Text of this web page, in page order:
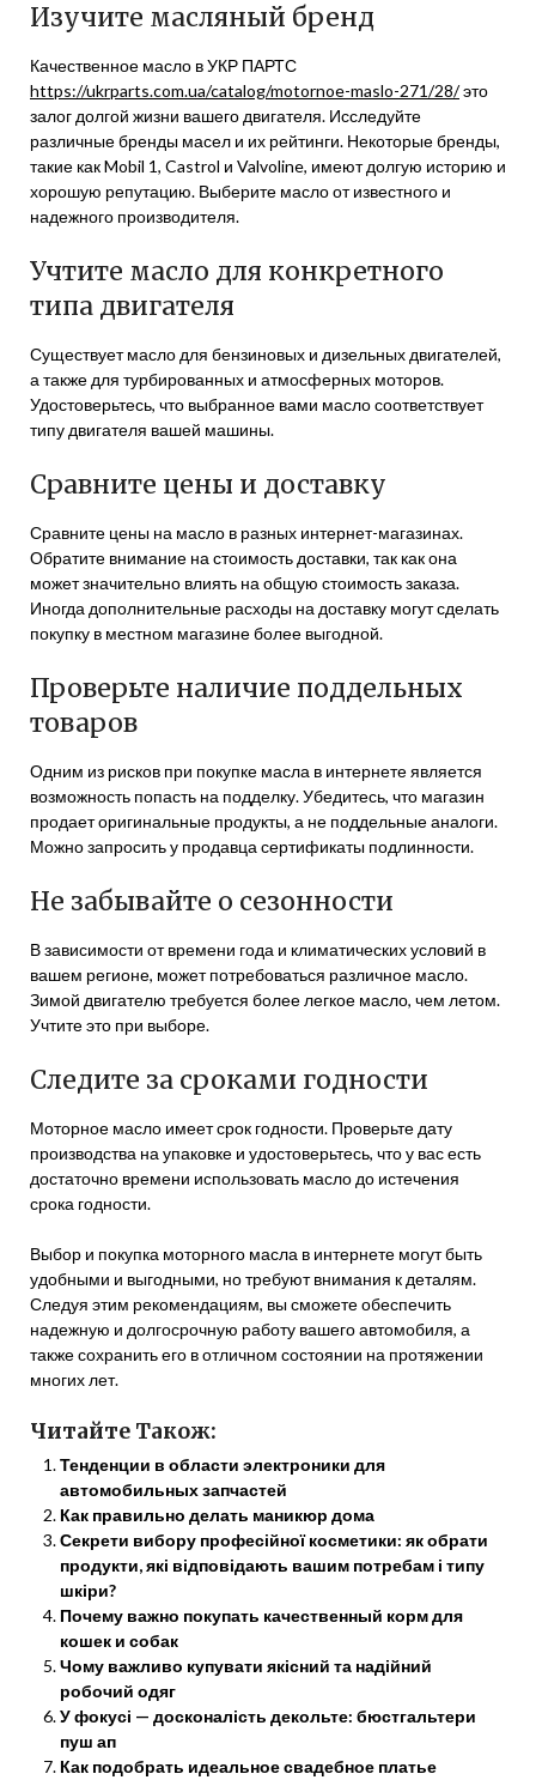
Изучите масляный бренд
Качественное масло в УКР ПАРТС
https://ukrparts.com.ua/catalog/motornoe-maslo-271/28/это
залог долгой жизни вашего двигателя. Исследуйте
различные бренды масел и их рейтинги. Некоторые бренды,
такие как Mobil 1, Castrol и Valvoline, имеют долгую историю и
хорошую репутацию. Выберите масло от известного и
надежного производителя.
Учтите масло для конкретного
типа двигателя
Существует масло для бензиновых и дизельных двигателей,
а также для турбированных и атмосферных моторов.
Удостоверьтесь, что выбранное вами масло соответствует
типу двигателя вашей машины.
Сравните цены и доставку
Сравните цены на масло в разных интернет-магазинах.
Обратите внимание на стоимость доставки, так как она
может значительно влиять на общую стоимость заказа.
Иногда дополнительные расходы на доставку могут сделать
покупку в местном магазине более выгодной.
Проверьте наличие поддельных
товаров
Одним из рисков при покупке масла в интернете является
возможность попасть на подделку. Убедитесь, что магазин
продает оригинальные продукты, а не поддельные аналоги.
Можно запросить у продавца сертификаты подлинности.
Не забывайте о сезонности
В зависимости от времени года и климатических условий в
вашем регионе, может потребоваться различное масло.
Зимой двигателю требуется более легкое масло, чем летом.
Учтите это при выборе.
Следите за сроками годности
Моторное масло имеет срок годности. Проверьте дату
производства на упаковке и удостоверьтесь, что у вас есть
достаточно времени использовать масло до истечения
срока годности.
Выбор и покупка моторного масла в интернете могут быть
удобными и выгодными, но требуют внимания к деталям.
Следуя этим рекомендациям, вы сможете обеспечить
надежную и долгосрочную работу вашего автомобиля, а
также сохранить его в отличном состоянии на протяжении
многих лет.
Читайте Також:
Тенденции в области электроники для
автомобильных запчастей
Как правильно делать маникюр дома
Секрети вибору професійної косметики: як обрати
продукти, які відповідають вашим потребам і типу
шкіри?
Почему важно покупать качественный корм для
кошек и собак
Чому важливо купувати якісний та надійний
робочий одяг
У фокусі — досконалість декольте: бюстгальтери
пуш ап
Как подобрать идеальное свадебное платье